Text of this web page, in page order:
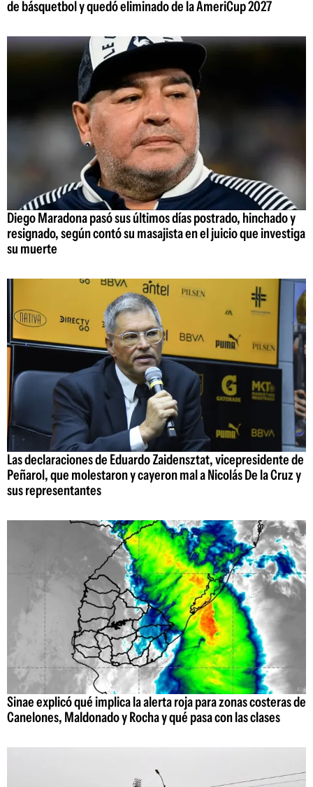
de básquetbol y quedó eliminado de la AmeriCup 2027
Diego Maradona pasó sus últimos días postrado, hinchado y
resignado, según contó su masajista en el juicio que investiga
su muerte
Las declaraciones de Eduardo Zaidensztat, vicepresidente de
Peñarol, que molestaron y cayeron mal a Nicolás De la Cruz y
sus representantes
Sinae explicó qué implica la alerta roja para zonas costeras de
Canelones, Maldonado y Rocha y qué pasa con las clases